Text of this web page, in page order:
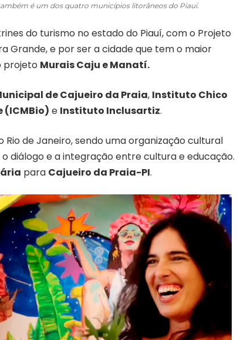
é um dos quatro municípios litorâneos do Piauí.
do turismo no estado do Piauí, com o Projeto
Grande, e por ser a cidade que tem o maior
projeto Murais Caju e Manatí.
de Cajueiro da Praia, Instituto Chico
(ICMBio) e Instituto Inclusartiz.
Rio de Janeiro, sendo uma organização cultural
diálogo e a integração entre cultura e educação.
para Cajueiro da Praia-PI.